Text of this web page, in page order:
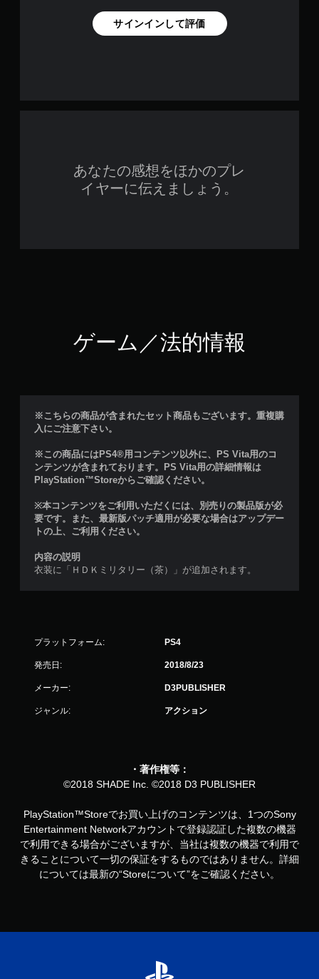
サインインして評価
あなたの感想をほかのプレ
イヤーに伝えましょう。
ゲーム／法的情報
※こちらの商品が含まれたセット商品もございます。重複購
入にご注意下さい。
※この商品にはPS4®用コンテンツ以外に、PS Vita用のコ
ンテンツが含まれております。PS Vita用の詳細情報は
PlayStation™Storeからご確認ください。
※本コンテンツをご利用いただくには、別売りの製品版が必
要です。また、最新版パッチ適用が必要な場合はアップデー
トの上、ご利用ください。
内容の説明
衣装に「ＨＤＫミリタリー（茶）」が追加されます。
プラットフォーム: PS4
発売日: 2018/8/23
メーカー: D3PUBLISHER
ジャンル: アクション
・著作権等：
©2018 SHADE Inc. ©2018 D3 PUBLISHER
PlayStation™Storeでお買い上げのコンテンツは、1つのSony
Entertainment Networkアカウントで登録認証した複数の機器
で利用できる場合がございますが、当社は複数の機器で利用で
きることについて一切の保証をするものではありません。詳細
については最新の“Storeについて”をご確認ください。